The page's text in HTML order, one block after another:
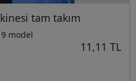
tam takım
model
11,11 TL